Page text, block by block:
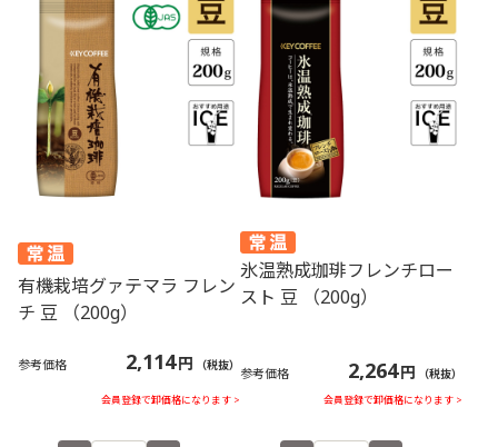
有機栽培グァテマラ フレン
チ 豆 （200g）
参考価格 2,114円 （税抜）
会員登録で卸価格になります >
氷温熟成珈琲フレンチロー
スト 豆 （200g）
参考価格 2,264円 （税抜）
会員登録で卸価格になります >